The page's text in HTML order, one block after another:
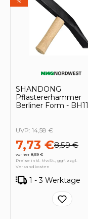
SHANDONG
Pflastererhammer
Berliner Form - BH11
7,73 €8,59 €
vorher 8,59 €
UVP: 14,58 €
Preise inkl. MwSt., ggf. zzgl.
Versandkosten
1 - 3 Werktage